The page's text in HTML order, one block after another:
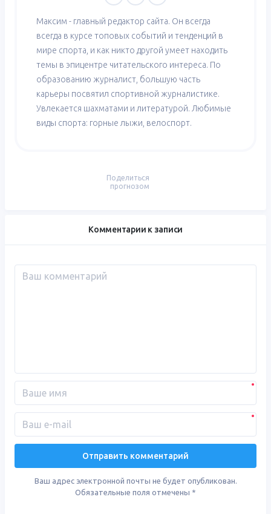
Максим - главный редактор сайта. Он всегда
всегда в курсе топовых событий и тенденций в
мире спорта, и как никто другой умеет находить
темы в эпицентре читательского интереса. По
образованию журналист, большую часть
карьеры посвятил спортивной журналистике.
Увлекается шахматами и литературой. Любимые
виды спорта: горные лыжи, велоспорт.
Поделиться
прогнозом
Комментарии к записи
Ваш адрес электронной почты не будет опубликован.
Обязательные поля отмечены *